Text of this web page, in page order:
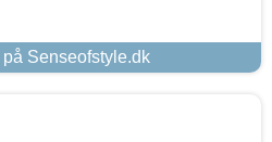
Senseofstyle.dk